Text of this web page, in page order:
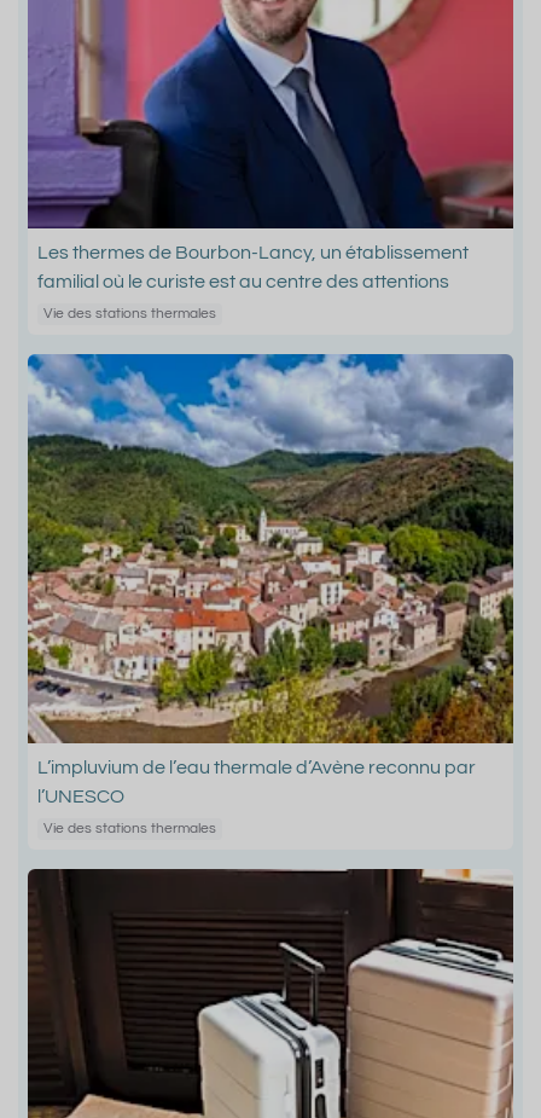
Les thermes de Bourbon-Lancy, un établissement
familial où le curiste est au centre des attentions
Vie des stations thermales
L’impluvium de l’eau thermale d’Avène reconnu par
l’UNESCO
Vie des stations thermales